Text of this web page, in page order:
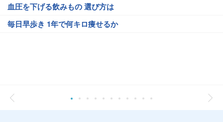
血圧を下げる飲みもの 選び方は
毎日早歩き 1年で何キロ痩せるか